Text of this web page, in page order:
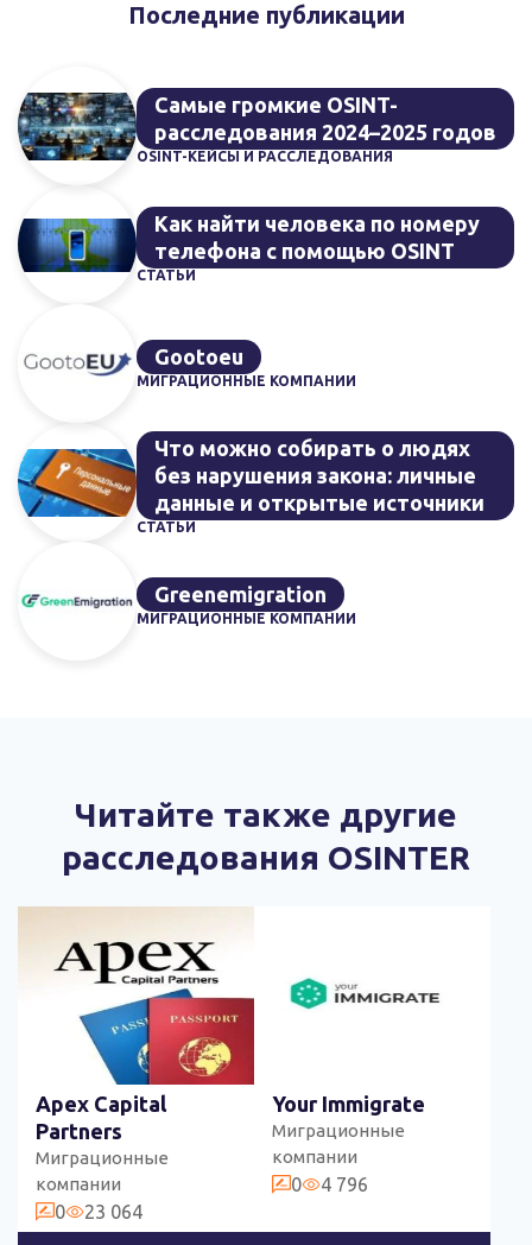
Последние публикации
Самые громкие OSINT-
расследования 2024–2025 годов
OSINT-КЕЙСЫ И РАССЛЕДОВАНИЯ
Как найти человека по номеру
телефона с помощью OSINT
СТАТЬИ
Gootoeu
МИГРАЦИОННЫЕ КОМПАНИИ
Что можно собирать о людях
без нарушения закона: личные
данные и открытые источники
СТАТЬИ
Greenemigration
МИГРАЦИОННЫЕ КОМПАНИИ
Читайте также другие
расследования OSINTER
Apex Capital
Partners
Миграционные
компании
0 23 064
Your Immigrate
Миграционные
компании
0 4 796